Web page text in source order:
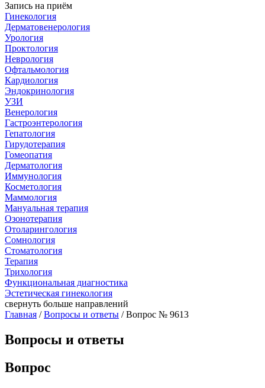
Запись на приём
Гинекология
Дерматовенерология
Урология
Проктология
Неврология
Офтальмология
Кардиология
Эндокринология
УЗИ
Венерология
Гастроэнтерология
Гепатология
Гирудотерапия
Гомеопатия
Дерматология
Иммунология
Косметология
Маммология
Мануальная терапия
Озонотерапия
Отоларингология
Сомнология
Стоматология
Терапия
Трихология
Функциональная диагностика
Эстетическая гинекология
свернуть больше направлений
Главная /Вопросы и ответы / Вопрос № 9613
Вопросы и ответы
Вопрос